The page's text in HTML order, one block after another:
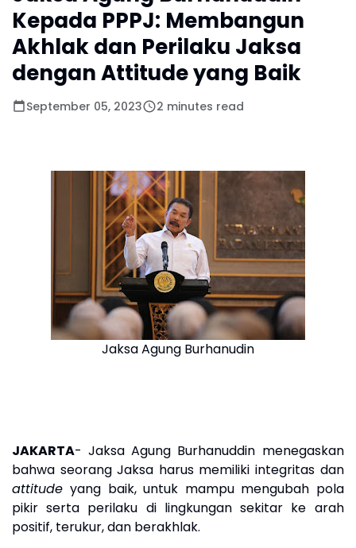
Kepada PPPJ: Membangun
Akhlak dan Perilaku Jaksa
dengan Attitude yang Baik
September 05, 2023 2 minutes read
Jaksa Agung Burhanudin
JAKARTA- Jaksa Agung Burhanuddin menegaskan
bahwa seorang Jaksa harus memiliki integritas dan
attitudeyang baik, untuk mampu mengubah pola
pikir serta perilaku di lingkungan sekitar ke arah
positif, terukur, dan berakhlak.